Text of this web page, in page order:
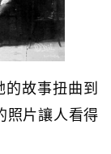
故事扭曲到
照片讓人看得